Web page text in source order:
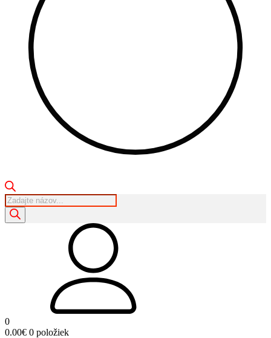
Products
search
0
0.00€ 0 položiek